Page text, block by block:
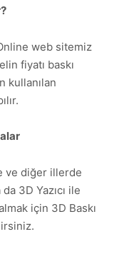
web sitemiz
fiyatı baskı
kullanılan
ve diğer illerde
3D Yazıcı ile
için 3D Baskı